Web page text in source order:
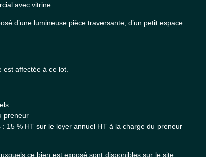
avec vitrine.
d’une lumineuse pièce traversante, d’un petit espace
affectée à ce lot.
preneur
: 15 % HT sur le loyer annuel HT à la charge du preneur
ce bien est exposé sont disponibles sur le site